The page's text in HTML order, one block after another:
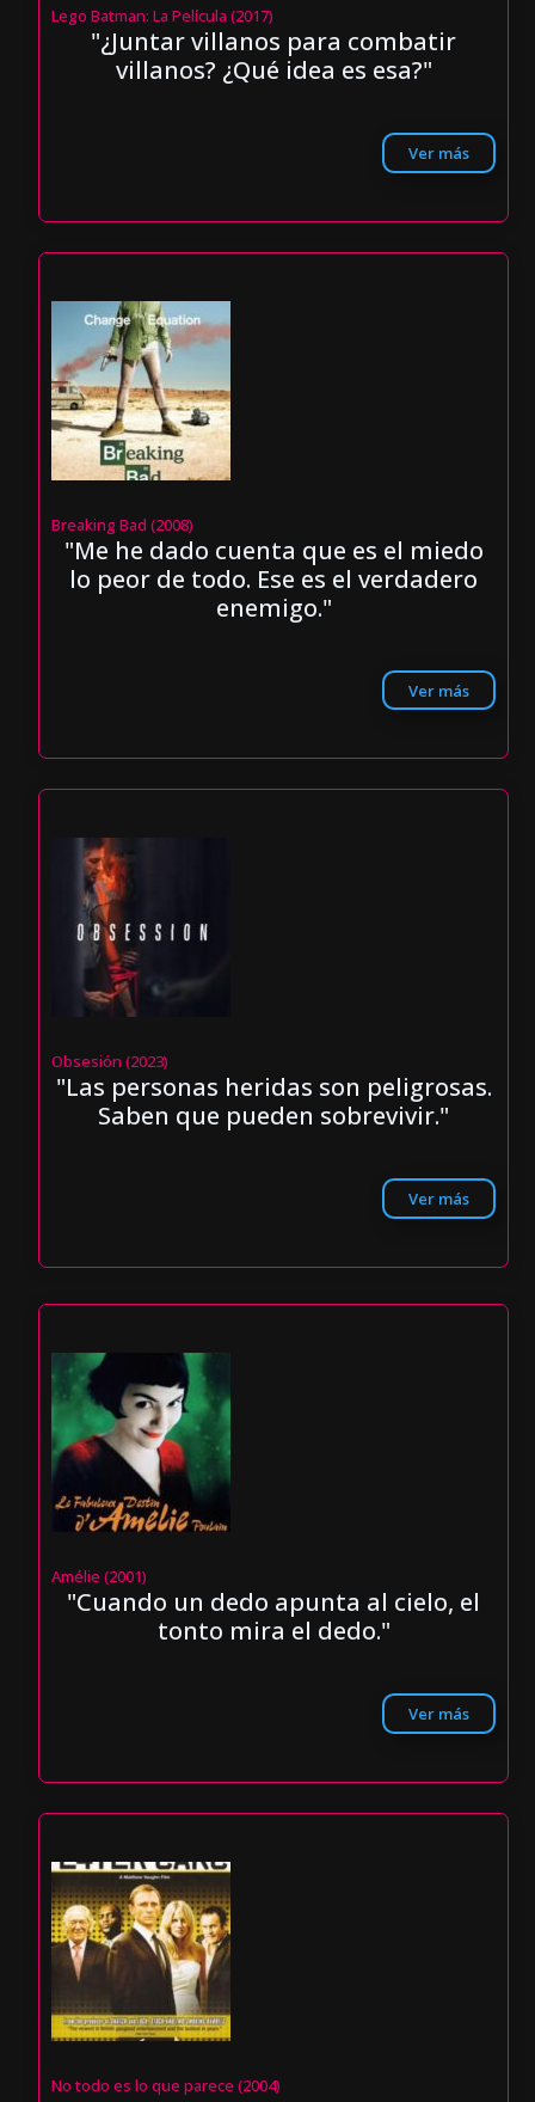
Lego Batman: La Película (2017)
"¿Juntar villanos para combatir
villanos? ¿Qué idea es esa?"
Ver más
Breaking Bad (2008)
"Me he dado cuenta que es el miedo
lo peor de todo. Ese es el verdadero
enemigo."
Ver más
Obsesión (2023)
"Las personas heridas son peligrosas.
Saben que pueden sobrevivir."
Ver más
Amélie (2001)
"Cuando un dedo apunta al cielo, el
tonto mira el dedo."
Ver más
No todo es lo que parece (2004)